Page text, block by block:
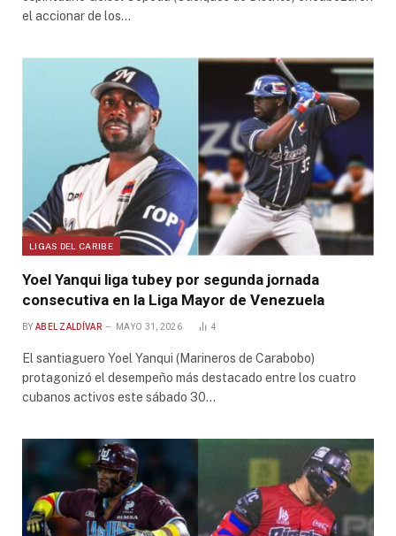
el accionar de los…
LIGAS DEL CARIBE
Yoel Yanqui liga tubey por segunda jornada
consecutiva en la Liga Mayor de Venezuela
BY ABEL ZALDÍVAR MAYO 31, 2026 4
El santiaguero Yoel Yanqui (Marineros de Carabobo)
protagonizó el desempeño más destacado entre los cuatro
cubanos activos este sábado 30…